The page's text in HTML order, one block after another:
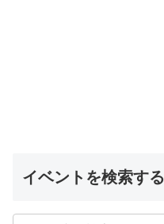
イベントを検索する